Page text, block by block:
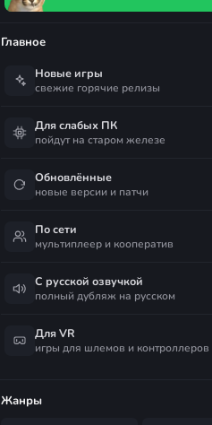
Главное
Новые игры
свежие горячие релизы
Для слабых ПК
пойдут на старом железе
Обновлённые
новые версии и патчи
По сети
мультиплеер и кооператив
С русской озвучкой
полный дубляж на русском
Для VR
игры для шлемов и контроллеров
Жанры